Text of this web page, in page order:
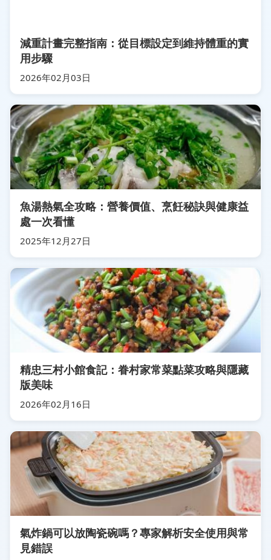
減重計畫完整指南：從目標設定到維持體重的實
用步驟
2026年02月03日
魚湯熱氣全攻略：營養價值、烹飪秘訣與健康益
處一次看懂
2025年12月27日
精忠三村小館食記：眷村家常菜點菜攻略與隱藏
版美味
2026年02月16日
氣炸鍋可以放陶瓷碗嗎？專家解析安全使用與常
見錯誤